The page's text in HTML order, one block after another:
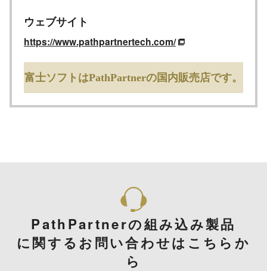
ウェブサイト
https://www.pathpartnertech.com/
富士ソフトはPathPartnerの国内販売店です。
PathPartnerの組み込み製品
に関するお問い合わせはこちらか
ら